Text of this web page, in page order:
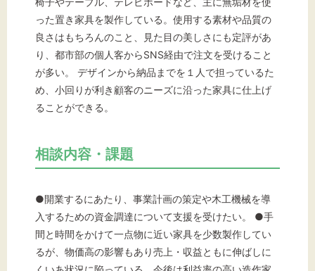
った置き家具を製作している。使用する素材や品質の
良さはもちろんのこと、見た目の美しさにも定評があ
り、都市部の個人客からSNS経由で注文を受けること
が多い。 デザインから納品までを１人で担っているた
め、小回りが利き顧客のニーズに沿った家具に仕上げ
ることができる。
相談内容・課題
●開業するにあたり、事業計画の策定や木工機械を導
入するための資金調達について支援を受けたい。 ●手
間と時間をかけて一点物に近い家具を少数製作してい
るが、物価高の影響もあり売上・収益ともに伸ばしに